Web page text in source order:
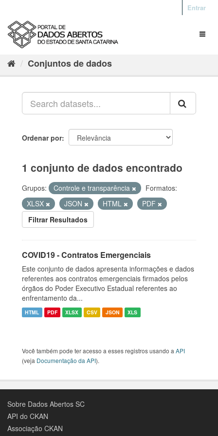
Entrar
Conjuntos de dados
Ordenar por
1 conjunto de dados encontrado
Grupos: Controle e transparência
Formatos:
XLSX
JSON HTML
PDF
Filtrar Resultados
COVID19 - Contratos Emergenciais
Este conjunto de dados apresenta informações e dados
referentes aos contratos emergenciais firmados pelos
órgãos do Poder Executivo Estadual referentes ao
enfrentamento da...
HTML PDF XLSX CSV JSON XLS
Você também pode ter acesso a esses registros usando a API
(veja Documentação da API).
Sobre Dados Abertos SC
API do CKAN
Associação CKAN